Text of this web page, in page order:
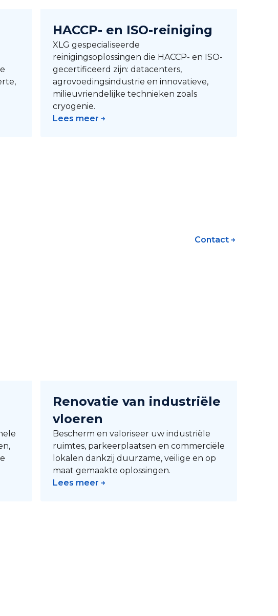
HACCP- en ISO-reiniging
XLG gespecialiseerde
reinigingsoplossingen die HACCP- en ISO-
gecertificeerd zijn: datacenters,
agrovoedingsindustrie en innovatieve,
milieuvriendelijke technieken zoals
cryogenie.
Lees meer
Contact
Renovatie van industriële
vloeren
Bescherm en valoriseer uw industriële
ruimtes, parkeerplaatsen en commerciële
lokalen dankzij duurzame, veilige en op
maat gemaakte oplossingen.
Lees meer